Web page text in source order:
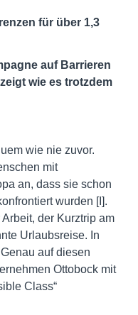
für über 1,3
auf Barrieren
wie es trotzdem
wie nie zuvor.
mit
an, dass sie schon
wurden [I].
der Kurztrip am
Urlaubsreise. In
auf diesen
Ottobock mit
Class“